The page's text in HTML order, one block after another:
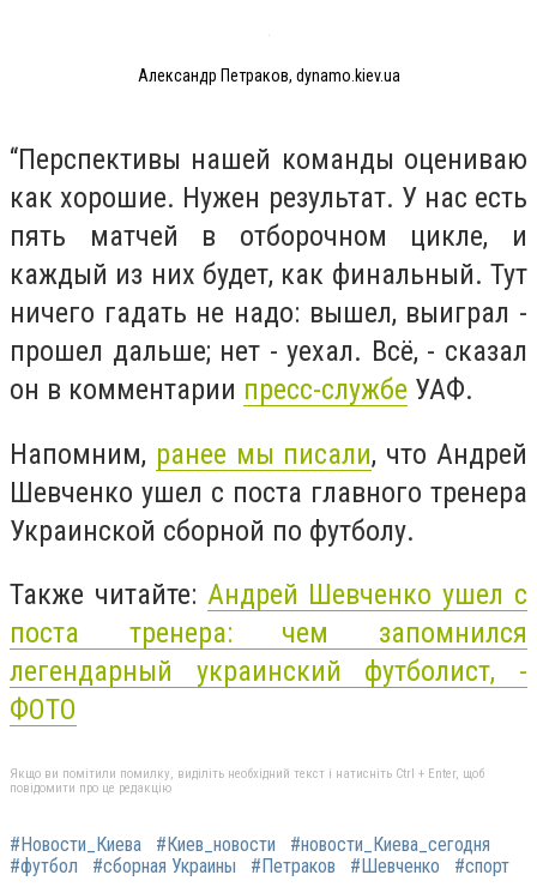
Александр Петраков, dynamo.kiev.ua
“Перспективы нашей команды оцениваю
как хорошие. Нужен результат. У нас есть
пять матчей в отборочном цикле, и
каждый из них будет, как финальный. Тут
ничего гадать не надо: вышел, выиграл -
прошел дальше; нет - уехал. Всё, - сказал
он в комментарии пресс-службе УАФ.
Напомним, ранее мы писали, что Андрей
Шевченко ушел с поста главного тренера
Украинской сборной по футболу.
Также читайте: Андрей Шевченко ушел с
поста тренера: чем запомнился
легендарный украинский футболист, -
ФОТО
Якщо ви помітили помилку, виділіть необхідний текст і натисніть Ctrl + Enter, щоб
повідомити про це редакцію
#Новости_Киева #Киев_новости
#новости_Киева_сегодня
#футбол
#сборная Украины #Петраков #Шевченко #спорт